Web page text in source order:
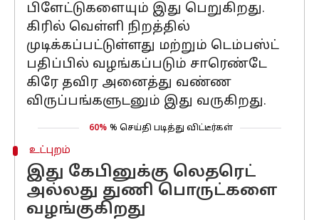
பிளேட்டுகளையும் இது பெறுகிறது.
கிரில் வெள்ளி நிறத்தில்
முடிக்கப்பட்டுள்ளது மற்றும் டெம்பஸ்ட்
பதிப்பில் வழங்கப்படும் சாரெண்டே
கிரே தவிர அனைத்து வண்ண
விருப்பங்களுடனும் இது வருகிறது.
60% % செய்தி படித்து விட்டீர்கள்
உட்புறம்
இது கேபினுக்கு லெதரெட்
அல்லது துணி பொருட்களை
வழங்குகிறது